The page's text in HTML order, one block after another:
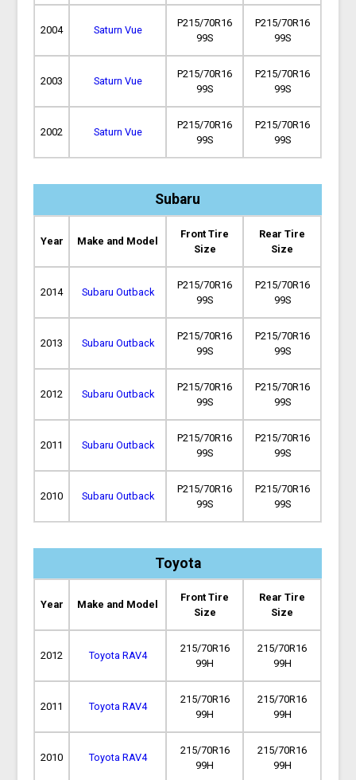
2004 Saturn Vue
P215/70R16
99S
P215/70R16
99S
2003 Saturn Vue
P215/70R16
99S
P215/70R16
99S
2002 Saturn Vue
P215/70R16
99S
P215/70R16
99S
Subaru
Year Make and Model
Front Tire
Size
Rear Tire
Size
2014 Subaru Outback
P215/70R16
99S
P215/70R16
99S
2013 Subaru Outback
P215/70R16
99S
P215/70R16
99S
2012 Subaru Outback
P215/70R16
99S
P215/70R16
99S
2011 Subaru Outback
P215/70R16
99S
P215/70R16
99S
2010 Subaru Outback
P215/70R16
99S
P215/70R16
99S
Toyota
Year Make and Model
Front Tire
Size
Rear Tire
Size
2012 Toyota RAV4
215/70R16
99H
215/70R16
99H
2011 Toyota RAV4
215/70R16
99H
215/70R16
99H
2010 Toyota RAV4
215/70R16
99H
215/70R16
99H